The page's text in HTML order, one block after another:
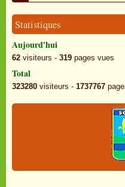
Statistiques
Aujourd'hui
62 visiteurs - 319 pages vues
Total
323280 visiteurs - 1737767